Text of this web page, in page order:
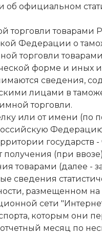
официальном
торговли
Федерации о
торговли
форме и иных
сведения,
лицами в
торговли.
или от имени (по
государств
(при
товарами (далее -
сведения
размещенном
сети
которым они
месяц по